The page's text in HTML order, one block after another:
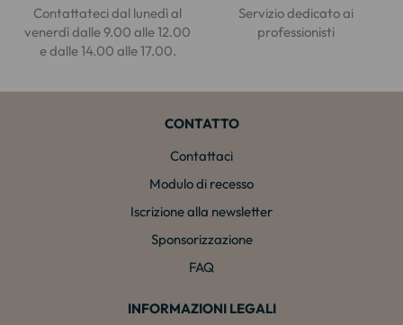
Contattateci dal lunedì al
venerdì dalle 9.00 alle 12.00
e dalle 14.00 alle 17.00.
Servizio dedicato ai
professionisti
CONTATTO
Contattaci
Modulo di recesso
Iscrizione alla newsletter
Sponsorizzazione
FAQ
INFORMAZIONI LEGALI